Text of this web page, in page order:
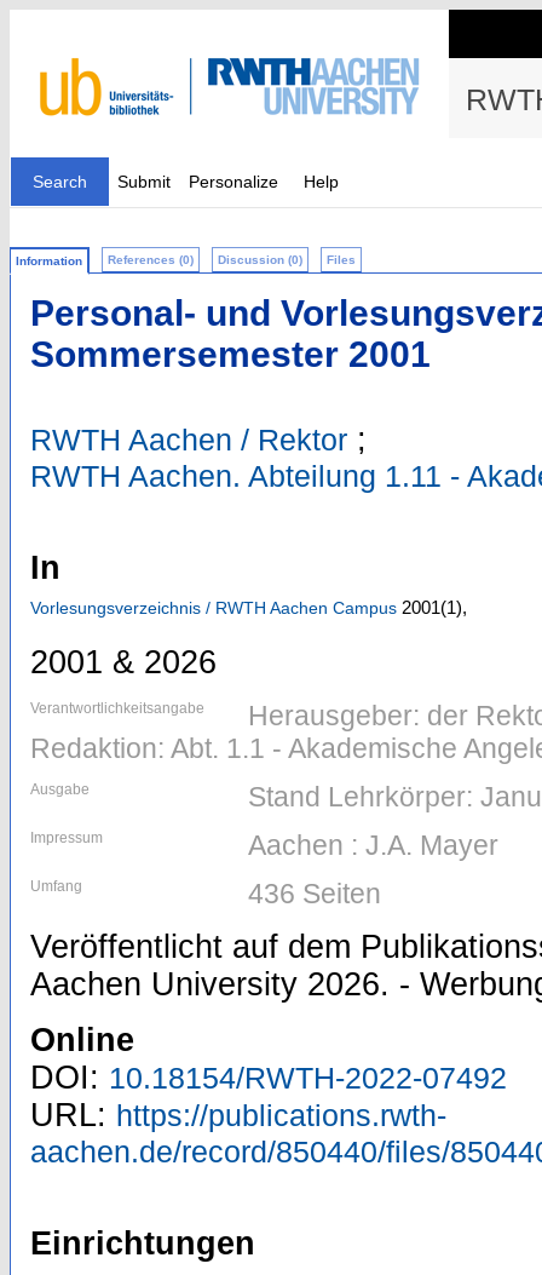
Search Submit Personalize Help
Information References (0) Discussion (0) Files
Personal- und
Sommersemester 2001
RWTH Aachen / Rektor ;
RWTH Aachen. Abteilung 1.11 -
In
Vorlesungsverzeichnis / RWTH Aachen Campus 2001(1),
2001 & 2026
Verantwortlichkeitsangabe
Herausgeber: der
Redaktion: Abt. 1.1 - Akademische
Ausgabe Stand Lehrkörper:
Impressum Aachen : J.A. Mayer
Umfang 436 Seiten
Veröffentlicht auf dem
Aachen University 2026. -
Online
DOI: 10.18154/RWTH-2022-07492
URL: https://publications.rwth-
aachen.de/record/850440/files/
Einrichtungen